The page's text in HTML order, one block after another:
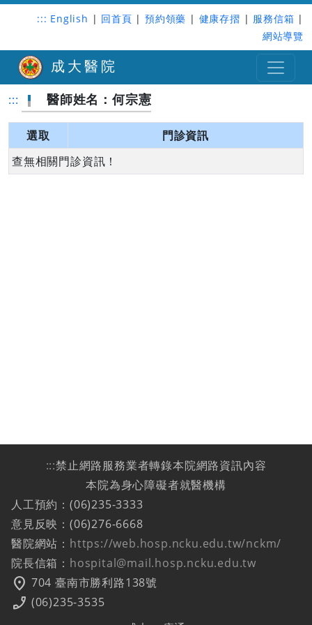
::: English | 回首頁 | 預約領藥 | 健康存摺 | 服務信箱 |
網站導覽
成大醫院
::: 醫師姓名：何宗憲
選取
門診資訊
查無相關門診資訊！
:::禁止網路服務業者轉錄本院網路資訊內容
本院為身心障礙者就醫機構
人工預約：(06)235-3333
意見反映：(06)276-6668
醫院網站： https://web.hosp.ncku.edu.tw/nckm/
院長信箱： hospital@mail.hosp.ncku.edu.tw
location_on 704 臺南市勝利路138號
phone_enabled (06)235-3535